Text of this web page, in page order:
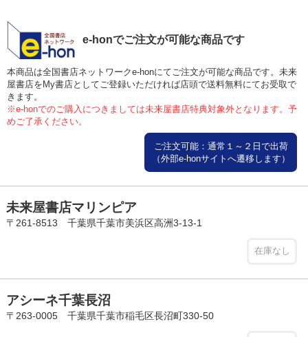
e-honでご注文が可能な商品です
本商品は全国書店ネットワークe-honにてご注文が可能な商品です。未来
屋書店をMy書店としてご登録いただければ店頭で送料無料にてお受取で
きます。
※e-honでのご購入につきましては未来屋書店特典対象外となります。予
めご了承ください。
ご注文可能：通常１～２日で出荷
（外部e-honサイトへ遷移します）
未来屋書店マリンピア
〒261-8513 千葉県千葉市美浜区高洲3-13-1
在庫なし
アシーネ千葉長沼
〒263-0005 千葉県千葉市稲毛区長沼町330-50